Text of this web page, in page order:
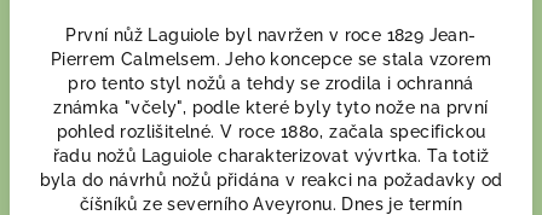
První nůž Laguiole byl navržen v roce 1829 Jean-
Pierrem Calmelsem. Jeho koncepce se stala vzorem
pro tento styl nožů a tehdy se zrodila i ochranná
známka "včely", podle které byly tyto nože na první
pohled rozlišitelné. V roce 1880, začala specifickou
řadu nožů Laguiole charakterizovat vývrtka. Ta totiž
byla do návrhů nožů přidána v reakci na požadavky od
číšníků ze severního Aveyronu. Dnes je termín